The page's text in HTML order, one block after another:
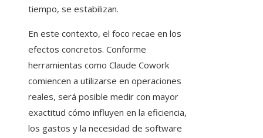
tiempo, se estabilizan.
En este contexto, el foco recae en los
efectos concretos. Conforme
herramientas como Claude Cowork
comiencen a utilizarse en operaciones
reales, será posible medir con mayor
exactitud cómo influyen en la eficiencia,
los gastos y la necesidad de software